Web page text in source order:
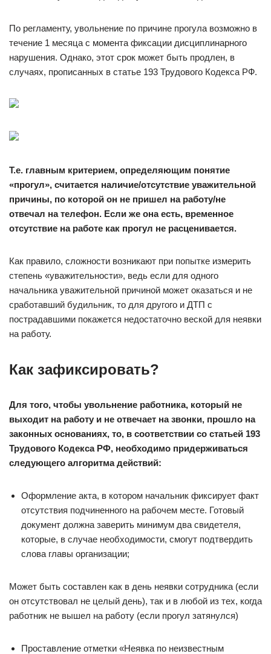
По регламенту, увольнение по причине прогула возможно в
течение 1 месяца с момента фиксации дисциплинарного
нарушения. Однако, этот срок может быть продлен, в
случаях, прописанных в статье 193 Трудового Кодекса РФ.
Т.е. главным критерием, определяющим понятие
«прогул», считается наличие/отсутствие уважительной
причины, по которой он не пришел на работу/не
отвечал на телефон. Если же она есть, временное
отсутствие на работе как прогул не расценивается.
Как правило, сложности возникают при попытке измерить
степень «уважительности», ведь если для одного
начальника уважительной причиной может оказаться и не
сработавший будильник, то для другого и ДТП с
пострадавшими покажется недостаточно веской для неявки
на работу.
Как зафиксировать?
Для того, чтобы увольнение работника, который не
выходит на работу и не отвечает на звонки, прошло на
законных основаниях, то, в соответствии со статьей 193
Трудового Кодекса РФ, необходимо придерживаться
следующего алгоритма действий:
Оформление акта, в котором начальник фиксирует факт
отсутствия подчиненного на рабочем месте. Готовый
документ должна заверить минимум два свидетеля,
которые, в случае необходимости, смогут подтвердить
слова главы организации;
Может быть составлен как в день неявки сотрудника (если
он отсутствовал не целый день), так и в любой из тех, когда
работник не вышел на работу (если прогул затянулся)
Проставление отметки «Неявка по неизвестным